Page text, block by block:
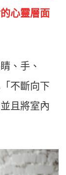
心靈層面
、手、
不斷向下
且將室內